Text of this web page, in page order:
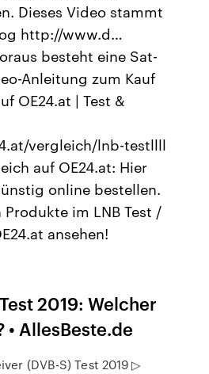
Dieses Video stammt
http://www.d…
besteht eine Sat-
Anleitung zum Kauf
OE24.at | Test &
vergleich/lnb-testllll
auf OE24.at: Hier
online bestellen.
im LNB Test /
ansehen!
2019: Welcher
• AllesBeste.de
(DVB-S) Test 2019 ▷